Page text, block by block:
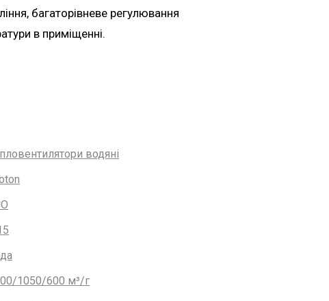
багаторівневе регулювання
в приміщенні.
водяні
1050/600 м³/г